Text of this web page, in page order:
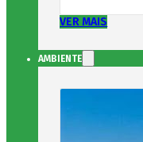
VER MAIS
AMBIENTE